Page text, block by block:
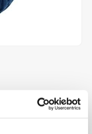
Naalddikte: 3-5 mm